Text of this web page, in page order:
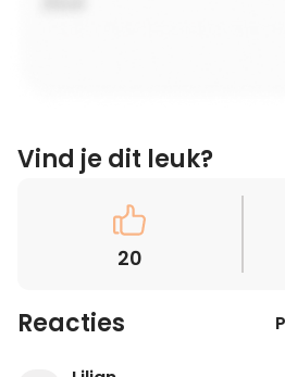
Vind je dit leuk?
20
Reacties